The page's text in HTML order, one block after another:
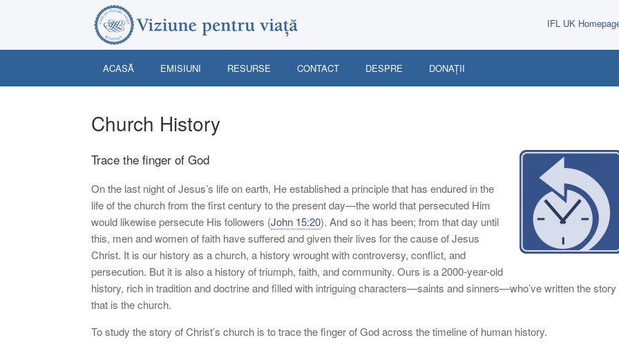
IFL UK
ACASĂ EMISIUNI RESURSE CONTACT DESPRE DONAȚII
Church History
Trace the finger of God
On the last night of Jesus’s life on earth, He established a principle that has endured in the
life of the church from the first century to the present day—the world that persecuted Him
would likewise persecute His followers (John 15:20). And so it has been; from that day until
this, men and women of faith have suffered and given their lives for the cause of Jesus
Christ. It is our history as a church, a history wrought with controversy, conflict, and
persecution. But it is also a history of triumph, faith, and community. Ours is a 2000-year-old
history, rich in tradition and doctrine and filled with intriguing characters—saints and sinners—who’ve written the story
that is the church.
To study the story of Christ’s church is to trace the finger of God across the timeline of human history.